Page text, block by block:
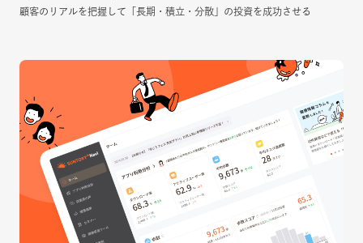
顧客のリアルを把握して「長期・積立・分散」の投資を成功させる
顧客のリアルを把握して「長期・積立・分散」の投資を成功させる